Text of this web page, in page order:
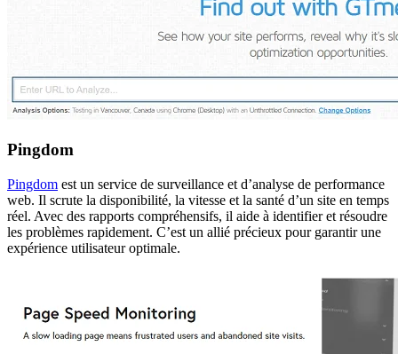
Pingdom
Pingdom est un service de surveillance et d’analyse de performance
web. Il scrute la disponibilité, la vitesse et la santé d’un site en temps
réel. Avec des rapports compréhensifs, il aide à identifier et résoudre
les problèmes rapidement. C’est un allié précieux pour garantir une
expérience utilisateur optimale.